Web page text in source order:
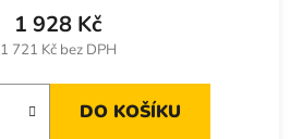
1 721 Kč bez DPH
1 928 Kč
DO KOŠÍKU